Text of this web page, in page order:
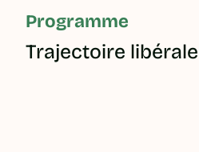
Programme
Trajectoire